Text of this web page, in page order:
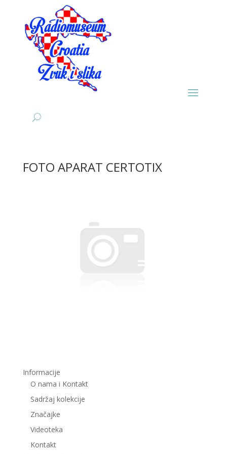
FOTO APARAT CERTOTIX
Informacije
O nama i Kontakt
Sadržaj kolekcije
Značajke
Videoteka
Kontakt